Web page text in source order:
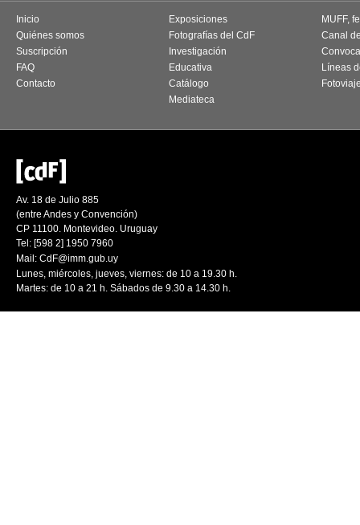
Inicio
Quiénes somos
Suscripción
FAQ
Contacto
Exposiciones
Fotografías del CdF
Investigación
Educativa
Catálogo
Mediateca
MUFF,
Canal
Líneas
Av. 18 de Julio 885
(entre Andes y Convención)
CP 11100. Montevideo. Uruguay
Tel: [598 2] 1950 7960
Mail: CdF@imm.gub.uy
Lunes, miércoles, jueves, viernes: de 10 a 19.30 h.
Martes: de 10 a 21 h. Sábados de 9.30 a 14.30 h.